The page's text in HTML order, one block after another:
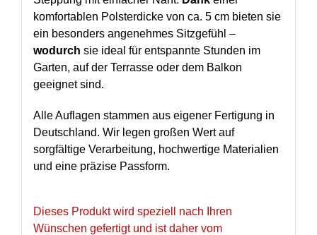
komfortablen Polsterdicke von ca. 5 cm bieten sie
ein besonders angenehmes Sitzgefühl –
wodurch sie ideal für entspannte Stunden im
Garten, auf der Terrasse oder dem Balkon
geeignet sind.
Alle Auflagen stammen aus eigener Fertigung in
Deutschland. Wir legen großen Wert auf
sorgfältige Verarbeitung, hochwertige Materialien
und eine präzise Passform.
Dieses Produkt wird speziell nach Ihren
Wünschen gefertigt und ist daher vom